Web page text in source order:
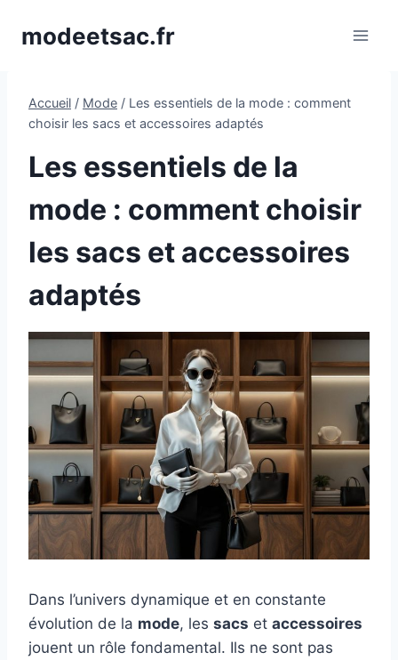
modeetsac.fr
Accueil / Mode / Les essentiels de la mode : comment
choisir les sacs et accessoires adaptés
Les essentiels de la
mode : comment choisir
les sacs et accessoires
adaptés
Dans l’univers dynamique et en constante
évolution de la mode, les sacs et accessoires
jouent un rôle fondamental. Ils ne sont pas